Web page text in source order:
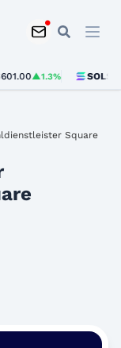
▲1.3% SOL$75.93
Square